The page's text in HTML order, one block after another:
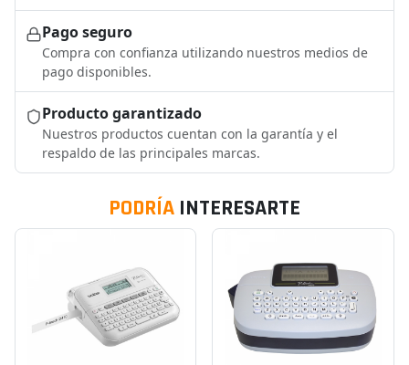
Pago seguro
Compra con confianza utilizando nuestros medios de
pago disponibles.
Producto garantizado
Nuestros productos cuentan con la garantía y el
respaldo de las principales marcas.
PODRÍA INTERESARTE